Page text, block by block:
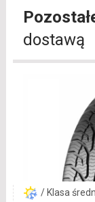
dostawą
/ Klasa